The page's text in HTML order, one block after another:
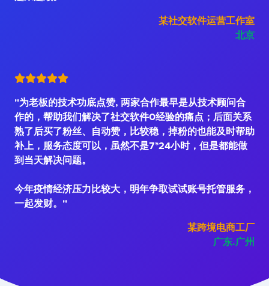
某社交软件运营工作室
北京
"为老板的技术功底点赞, 两家合作最早是从技术顾问合
作的，帮助我们解决了社交软件0经验的痛点；后面关系
熟了后买了粉丝、自动赞，比较稳，掉粉的也能及时帮助
补上，服务态度可以，虽然不是7*24小时，但是都能做
到当天解决问题。
今年疫情经济压力比较大，明年争取试试账号托管服务，
一起发财。"
某跨境电商工厂
广东.广州